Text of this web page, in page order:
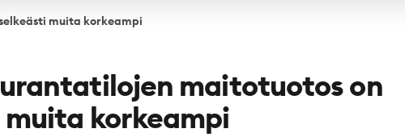
muita korkeampi
maitotuotos on
korkeampi